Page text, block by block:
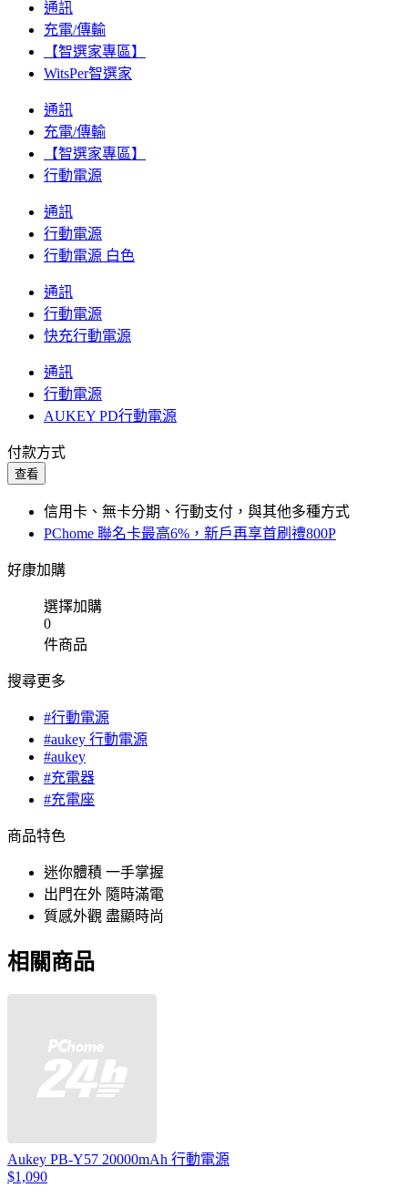
通訊
充電/傳輸
【智選家專區】
WitsPer智選家
通訊
充電/傳輸
【智選家專區】
行動電源
通訊
行動電源
行動電源 白色
通訊
行動電源
快充行動電源
通訊
行動電源
AUKEY PD行動電源
付款方式
查看
信用卡、無卡分期、行動支付，與其他多種方式
PChome 聯名卡最高6%，新戶再享首刷禮800P
好康加購
選擇加購
0
件商品
搜尋更多
#行動電源
#aukey 行動電源
#aukey
#充電器
#充電座
商品特色
迷你體積 一手掌握
出門在外 隨時滿電
質感外觀 盡顯時尚
相關商品
Aukey PB-Y57 20000mAh 行動電源
$1,090